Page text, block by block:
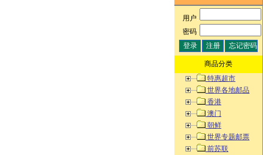
用户:
密码:
商品分类
特惠超市
世界各地邮品
香港
澳门
朝鲜
世界专题邮票
前苏联